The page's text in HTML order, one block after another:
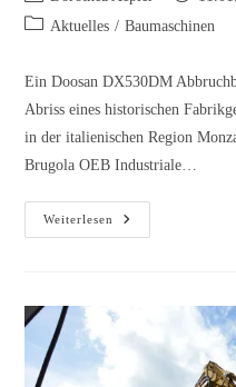
Aktuelles / Baumaschinen
Ein Doosan DX530DM
Abriss eines historischen
in der italienischen Region
Brugola OEB Industriale…
Weiterlesen